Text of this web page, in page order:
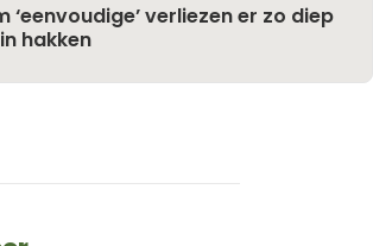
‘eenvoudige’ verliezen er zo diep
hakken